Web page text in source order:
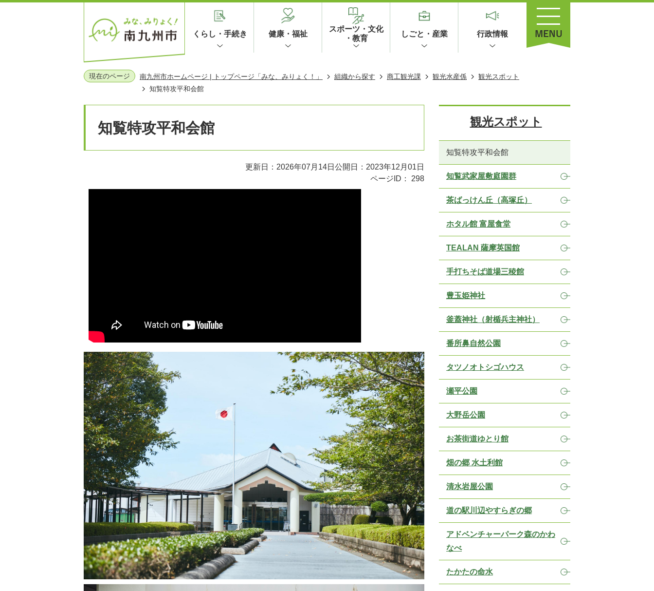
くらし・手続き 健康・福祉
スポーツ・文化
・教育
しごと・産業 行政情報
現在のページ 南九州市ホームページ | トップページ「みな、みりょく！」 組織から探す 商工観光課 観光水産係
観光スポット
知覧特攻平和会館
知覧特攻平和会館
更新日：2026年07月14日 公開日：2023年12月01日
ページID：
298
観光スポット
知覧特攻平和会館
知覧武家屋敷庭園群
茶ばっけん丘（高塚丘）
ホタル館 富屋食堂
TEALAN 薩摩英国館
手打ちそば道場三稜館
豊玉姫神社
釜蓋神社（射楯兵主神社）
番所鼻自然公園
タツノオトシゴハウス
瀬平公園
大野岳公園
お茶街道ゆとり館
畑の郷 水土利館
清水岩屋公園
道の駅川辺やすらぎの郷
アドベンチャーパーク森のかわ
なべ
たかたの命水